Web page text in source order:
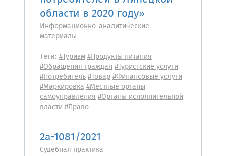
области в 2020 году»
Информационно-аналитические
материалы
Теги: #Туризм#Продукты питания
#Обращения граждан#Туристские услуги
#Потребитель#Товар#Финансовые услуги
#Маркировка#Местные органы
самоуправления#Органы исполнительной
власти#Право
2a-1081/2021
Судебная практика